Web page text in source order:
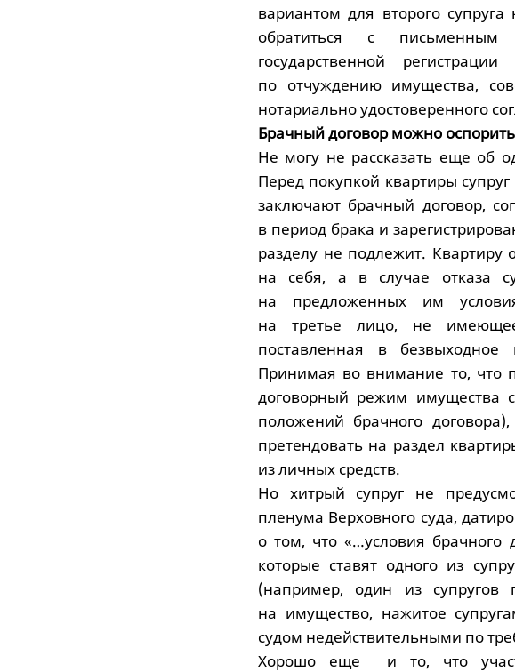
вариантом для второго
обратиться с
государственной
по отчуждению имущества,
нотариально удостоверенного
Брачный договор можно оспорить
Не могу не рассказать еще об
Перед покупкой квартиры
заключают брачный договор,
в период брака и
разделу не подлежит. Квартиру
на себя, а в случае отказа
на предложенных им
на третье лицо, не
поставленная в
Принимая во внимание то, что
договорный режим имущества
положений брачного
претендовать на раздел
из личных средств.
Но хитрый супруг не
пленума Верховного суда,
о том, что «…условия брачного
которые ставят одного из
(например, один из супругов
на имущество, нажитое
судом недействительными по
Хорошо еще и то, что